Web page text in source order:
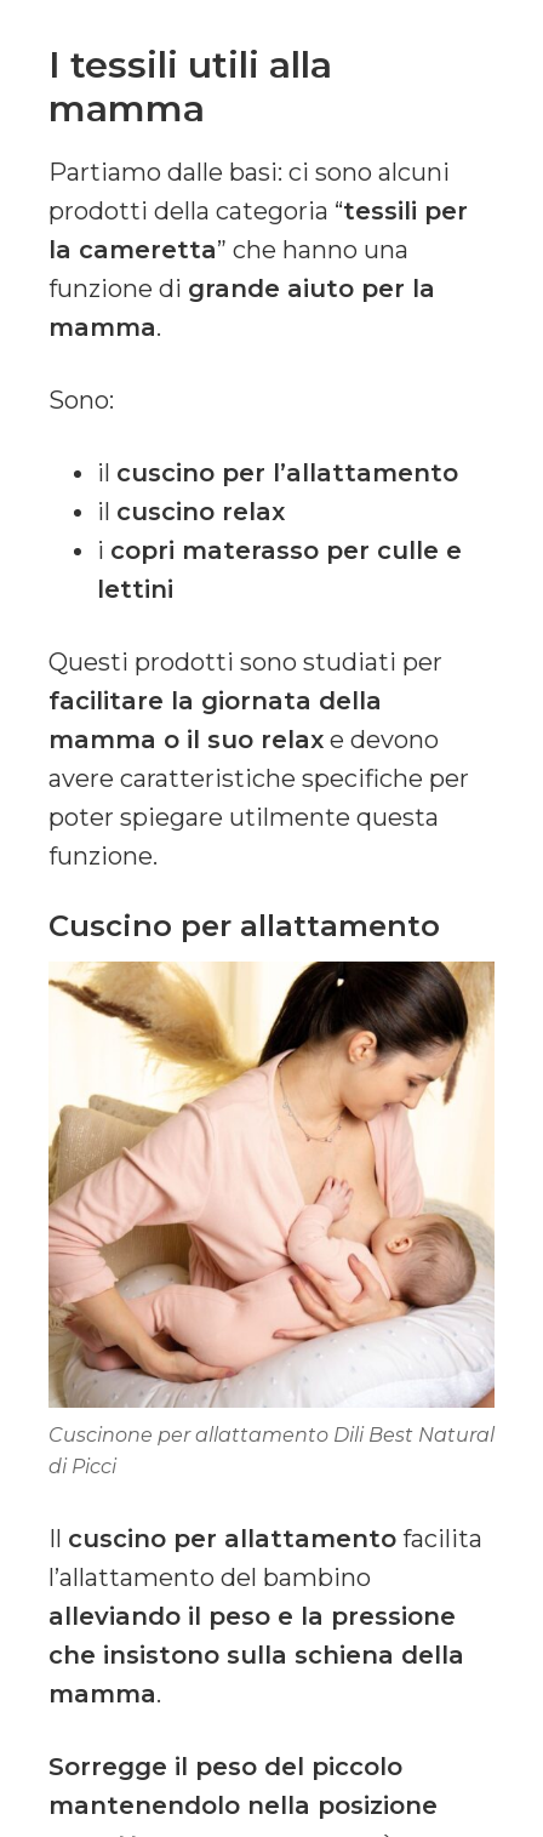
I tessili utili alla
mamma
Partiamo dalle basi: ci sono alcuni
prodotti della categoria “tessili per
la cameretta” che hanno una
funzione di grande aiuto per la
mamma.
Sono:
il cuscino per l’allattamento
il cuscino relax
i copri materasso per culle e
lettini
Questi prodotti sono studiati per
facilitare la giornata della
mamma o il suo relax e devono
avere caratteristiche specifiche per
poter spiegare utilmente questa
funzione.
Cuscino per allattamento
Cuscinone per allattamento Dili Best Natural
di Picci
Il cuscino per allattamento facilita
l’allattamento del bambino
alleviando il peso e la pressione
che insistono sulla schiena della
mamma.
Sorregge il peso del piccolo
mantenendolo nella posizione